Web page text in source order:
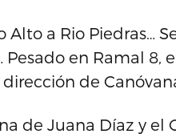
Alto a Rio Piedras…
en Ramal 8,
de
de Juana Díaz y el